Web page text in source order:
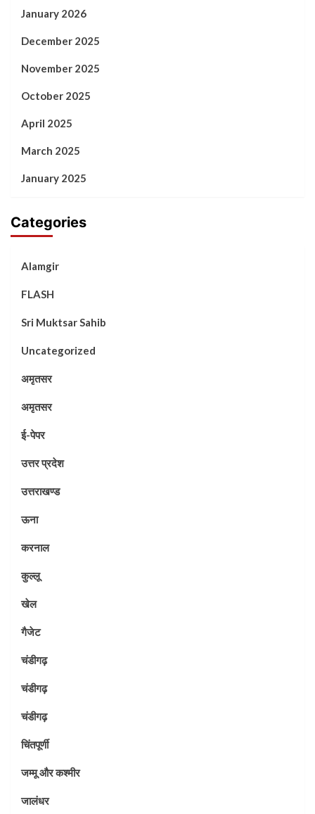
January 2026
December 2025
November 2025
October 2025
April 2025
March 2025
January 2025
Categories
Alamgir
FLASH
Sri Muktsar Sahib
Uncategorized
अमृतसर
अमृतसर
ई-पेपर
उत्तर प्रदेश
उत्तराखण्ड
ऊना
करनाल
कुल्लू
खेल
गैजेट
चंडीगढ़
चंडीगढ़
चंडीगढ़
चिंतपूर्णी
जम्मू और कश्मीर
जालंधर